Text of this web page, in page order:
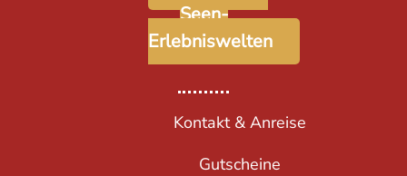
Seen-
Erlebniswelten
Kontakt & Anreise
Gutscheine